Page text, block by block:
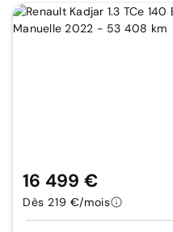
16 499 €
Dès 219 €/mois